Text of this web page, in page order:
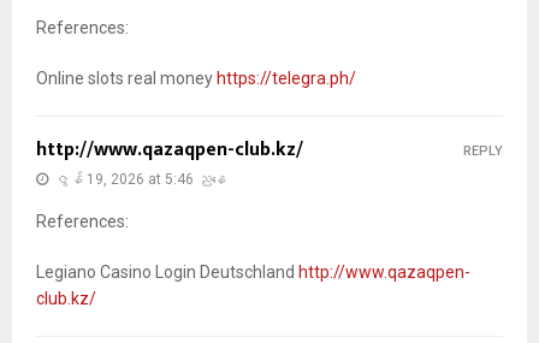
References:
Online slots real money https://telegra.ph/
http://www.qazaqpen-club.kz/
ဇွန် 19, 2026 at 5:46 ညနေ
References:
Legiano Casino Login Deutschland http://www.qazaqpen-
club.kz/
REPLY